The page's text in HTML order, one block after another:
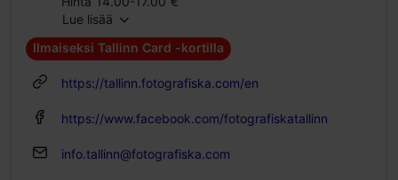
Oppilaslippu 11.00-14.00 €
Lue lisää
Ilmaiseksi Tallinn Card -kortilla
https://tallinn.fotografiska.com/en
https://www.facebook.com/fotografiskatallinn
info.tallinn@fotografiska.com